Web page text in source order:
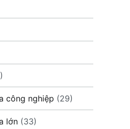
công nghiệp (29)
lớn (33)